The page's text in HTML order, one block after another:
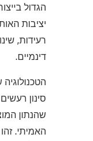
הגדול
יציבות
רעידות,
דינמיים.
סינון
שהנתון
האמיתי.